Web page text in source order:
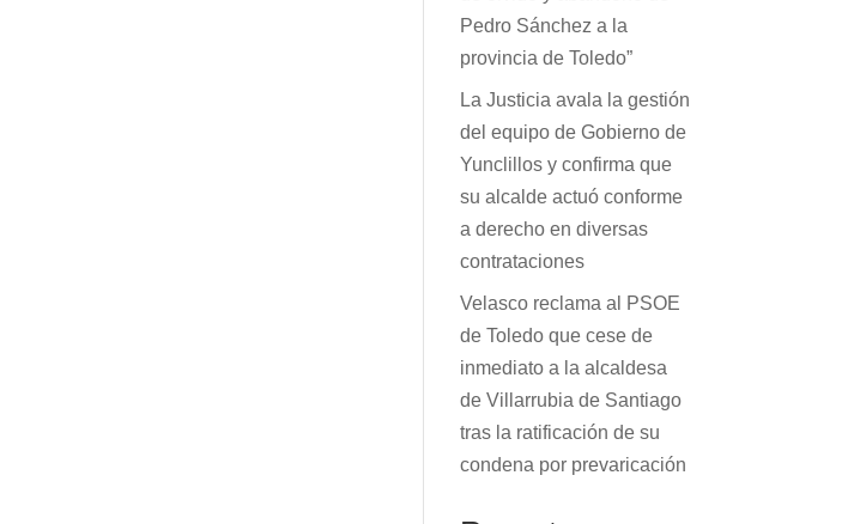
Pedro Sánchez a la
provincia de Toledo”
La Justicia avala la gestión
del equipo de Gobierno de
Yunclillos y confirma que
su alcalde actuó conforme
a derecho en diversas
contrataciones
Velasco reclama al PSOE
de Toledo que cese de
inmediato a la alcaldesa
de Villarrubia de Santiago
tras la ratificación de su
condena por prevaricación